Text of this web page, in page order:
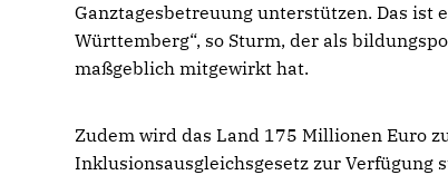
Ganztagesbetreuung unterstützen. Das ist
Württemberg“, so Sturm, der als
maßgeblich mitgewirkt hat.
Zudem wird das Land 175 Millionen Euro
Inklusionsausgleichsgesetz zur Verfügung